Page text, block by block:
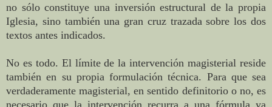
no sólo constituye una inversión estructural de la propia
Iglesia, sino también una gran cruz trazada sobre los dos
textos antes indicados.
No es todo. El límite de la intervención magisterial reside
también en su propia formulación técnica. Para que sea
verdaderamente magisterial, en sentido definitorio o no, es
necesario que la intervención recurra a una fórmula ya